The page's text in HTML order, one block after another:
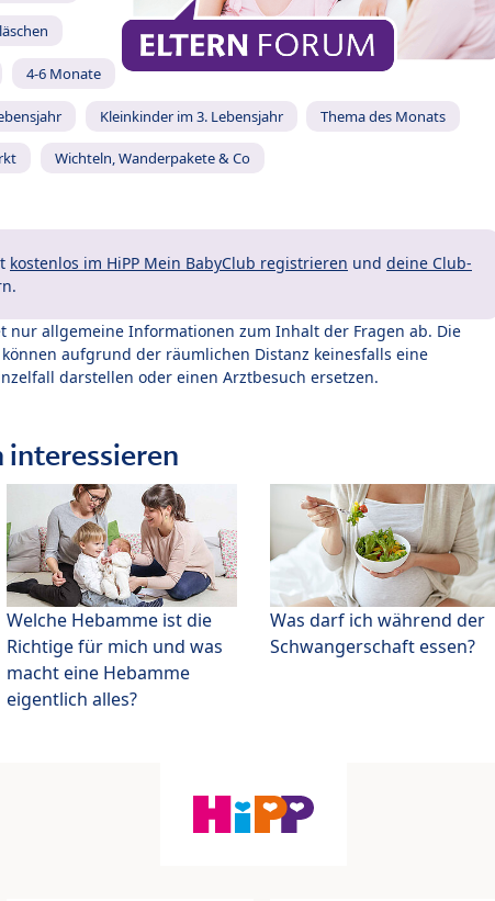
4-6 Monate
Kleinkinder im 3. Lebensjahr Thema des Monats
Wichteln, Wanderpakete & Co
kostenlos im HiPP Mein BabyClub registrieren und deine Club-
nur allgemeine Informationen zum Inhalt der Fragen ab. Die
aufgrund der räumlichen Distanz keinesfalls eine
darstellen oder einen Arztbesuch ersetzen.
interessieren
Welche Hebamme ist die
Richtige für mich und was
macht eine Hebamme
eigentlich alles?
Was darf ich während der
Schwangerschaft essen?